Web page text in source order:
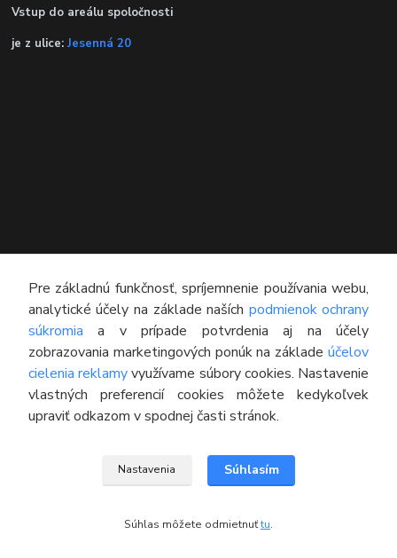
Vstup do areálu spoločnosti
je z ulice: Jesenná 20
KONTAKT
Technický poradca
0948 609 608
(Po-Pia, 8:00-16:30)
info@pneumatikyaprotektory.sk
© 2016 M-PROTEKTOR s.r.o.
Pre základnú funkčnosť, spríjemnenie používania webu,
analytické účely na základe naších podmienok ochrany
súkromia a v prípade potvrdenia aj na účely
zobrazovania marketingových ponúk na základeúčelov
cielenia reklamyvyužívame súbory cookies. Nastavenie
vlastných preferencií cookies môžete kedykoľvek
upraviť odkazom v spodnej časti stránok.
Nastavenia Súhlasím
Súhlas môžete odmietnuťtu.